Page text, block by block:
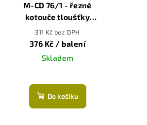
M-CD 76/1 - řezné
kotouče tloušťky
1mm na nerez (5ks),
ø76mm
311 Kč bez DPH
376 Kč / balení
Skladem
Do košíku